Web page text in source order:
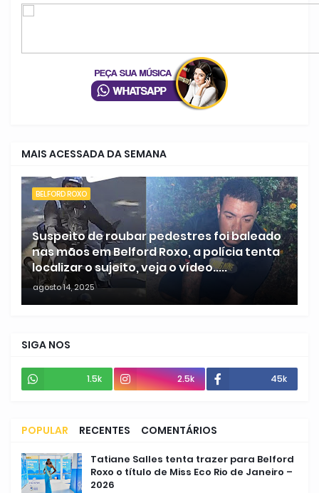
MAIS ACESSADA DA SEMANA
BELFORD ROXO
Suspeito de roubar pedestres foi baleado
nas mãos em Belford Roxo, a polícia tenta
localizar o sujeito, veja o vídeo.....
agosto 14, 2025
SIGA NOS
1.5k 2.5k 45k
POPULAR RECENTES COMENTÁRIOS
Tatiane Salles tenta trazer para Belford
Roxo o título de Miss Eco Rio de Janeiro –
2026